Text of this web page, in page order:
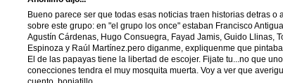
Bueno parece ser que todas esas noticias traen historias detras
sobre este grupo: en "el grupo los once" estaban Francisco
Agustín Cárdenas, Hugo Consuegra, Fayad Jamis, Guido Llinas,
Espinoza y Raúl Martínez.pero diganme, expliquenme que
El de las papayas tiene la libertad de escojer. Fijate tu...no que
conecciones tendra el muy mosquita muerta. Voy a ver que